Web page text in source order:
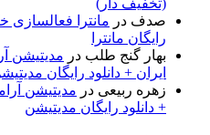
(تخفیف دار)
صدف در مانترا فعالسازی
رایگان مانترا
بهار گنج طلب در مدیتیشن
ایران + دانلود رایگان
زهره ربیعی در مدیتیشن
+ دانلود رایگان مدیتیشن